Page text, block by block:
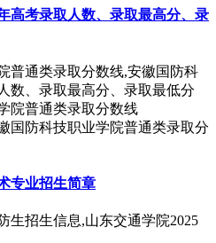
高考录取人数、录取最高分、录
普通类录取分数线,安徽国防科
数、录取最高分、录取最低分
国防科技职业学院普通类录取分
专业招生简章
生招生信息,山东交通学院2025